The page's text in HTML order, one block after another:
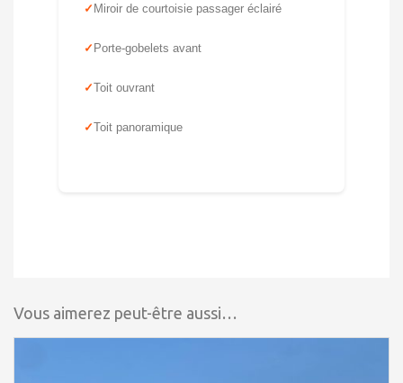
Miroir de courtoisie passager éclairé
Porte-gobelets avant
Toit ouvrant
Toit panoramique
Vous aimerez peut-être aussi…